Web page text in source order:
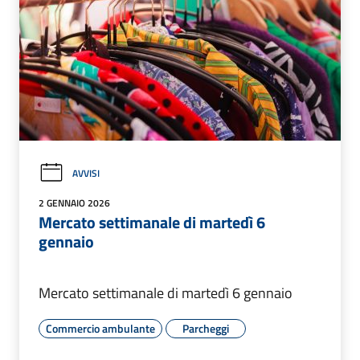
AVVISI
2 GENNAIO 2026
Mercato settimanale di martedì 6
gennaio
Mercato settimanale di martedì 6 gennaio
Commercio ambulante Parcheggi